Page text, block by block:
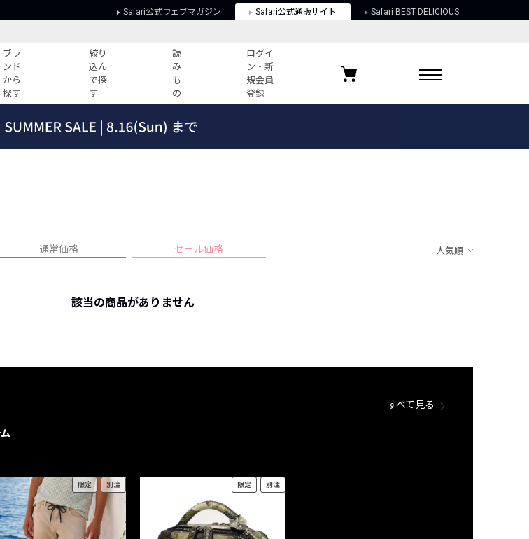
Safari公式ウェブマガジン Safari公式通販サイト Safari BEST DELICIOUS
ブラ
ンド
から
探す
絞り
込ん
で探
す
読
み
も
の
ログイ
ン・新
規会員
登録
ての記事
記事ランキング
ーカスブランド
プライバシーポリシー
お気に入りブランド
通常価格 セール価格 人気順
該当の商品がありません
すべて見る
限定 別注 限定 別注